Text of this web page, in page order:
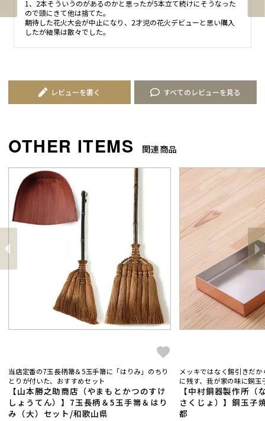
1、2本そういうのがあるのかと思ったが5本立て続けにそうなった
ので頭にきて他は捨てた。
期待した花火大会が中止になり、2才児の花火デビューと思い購入
したが結果は散々でした。
すべてのレビューを見る
レビューを書く
関連商品
前
へ
当店定番の7玉長柄箒＆5玉手箒に「はりみ」のちり
とりが付いた、おすすめセット
【山本勝之助商店（やまもとかつのすけ
しょうてん）】7玉長柄＆5玉手箒＆はり
み（大）セット/和歌山県
メッキではなく錫引きだ
に残す、我が家の味に
【中村銅器製作所（
さくじょ）】銅玉
都
次
へ